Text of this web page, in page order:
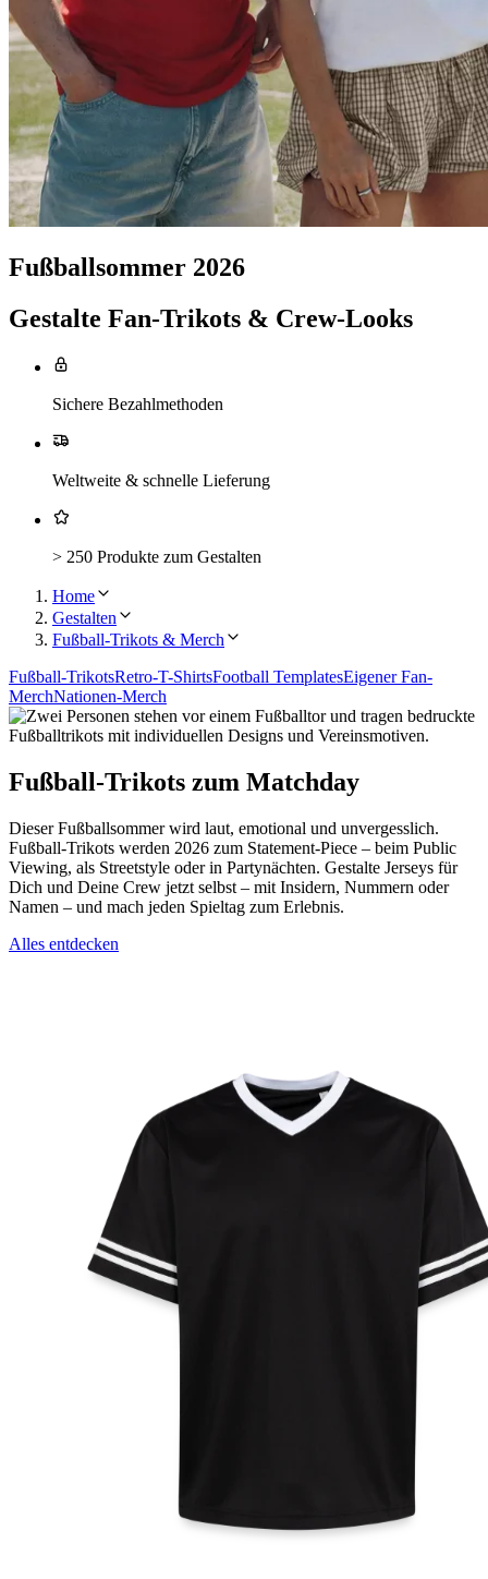
Fußballsommer 2026
Gestalte Fan-Trikots & Crew-Looks
Sichere Bezahlmethoden
Weltweite & schnelle Lieferung
> 250 Produkte zum Gestalten
Home
Gestalten
Fußball-Trikots & Merch
Fußball-TrikotsRetro-T-ShirtsFootball TemplatesEigener Fan-
MerchNationen-Merch
Fußball-Trikots zum Matchday
Dieser Fußballsommer wird laut, emotional und unvergesslich.
Fußball-Trikots werden 2026 zum Statement-Piece – beim Public
Viewing, als Streetstyle oder in Partynächten. Gestalte Jerseys für
Dich und Deine Crew jetzt selbst – mit Insidern, Nummern oder
Namen – und mach jeden Spieltag zum Erlebnis.
Alles entdecken